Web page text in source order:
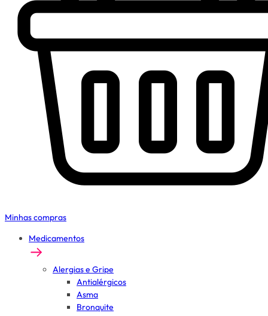
Minhas compras
Medicamentos
Alergias e Gripe
Antialérgicos
Asma
Bronquite